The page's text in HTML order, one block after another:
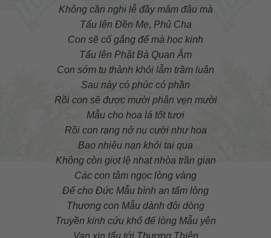
Không cần nghi lễ đầy mâm đâu mà
Tấu lên Đền Mẹ, Phủ Cha
Con sẽ cố gắng để mà học kinh
Tấu lên Phật Bà Quan Âm
Con sớm tu thành khỏi lẫm trầm luân
Sau này có phúc có phần
Rồi con sẽ được mười phân vẹn mười
Mẫu cho hoa lá tốt tươi
Rồi con rạng nở nụ cười như hoa
Bao nhiêu nạn khỏi tai qua
Không còn giọt lệ nhạt nhòa trần gian
Các con tâm ngọc lòng vàng
Để cho Đức Mẫu bình an tấm lòng
Thương con Mẫu dành đôi dòng
Truyền kinh cứu khổ để lòng Mẫu yên
Van xin tấu tới Thượng Thiên